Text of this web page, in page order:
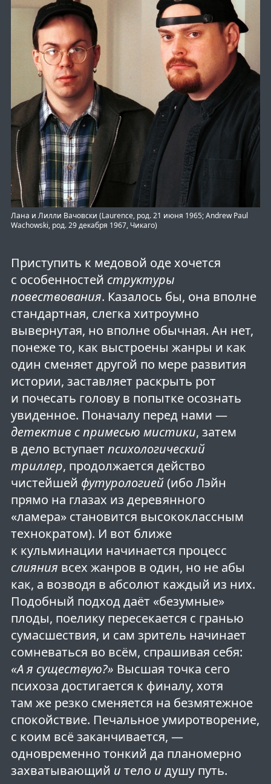
Лана и Лилли Вачовски (Laurence, род. 21 июня 1965; Andrew Paul
Wachowski, род. 29 декабря 1967, Чикаго)
Приступить к медовой оде хочется
с особенностей структуры
повествования. Казалось бы, она вполне
стандартная, слегка хитроумно
вывернутая, но вполне обычная. Ан нет,
понеже то, как выстроены жанры и как
один сменяет другой по мере развития
истории, заставляет раскрыть рот
и почесать голову в попытке осознать
увиденное. Поначалу перед нами —
детектив с примесью мистики, затем
в дело вступает психологический
триллер, продолжается действо
чистейшей футурологией (ибо Лэйн
прямо на глазах из деревянного
«ламера» становится высококлассным
технократом). И вот ближе
к кульминации начинается процесс
слияния всех жанров в один, но не абы
как, а возводя в абсолют каждый из них.
Подобный подход даёт «безумные»
плоды, поелику пересекается с гранью
сумасшествия, и сам зритель начинает
сомневаться во всём, спрашивая себя:
«А я существую?» Высшая точка сего
психоза достигается к финалу, хотя
там же резко сменяется на безмятежное
спокойствие. Печальное умиротворение,
с коим всё заканчивается, —
одновременно тонкий да планомерно
захватывающий и тело и душу путь.